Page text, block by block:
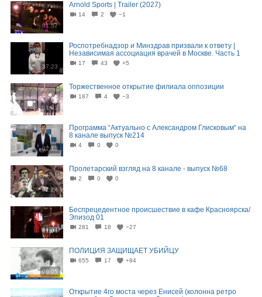
01:57
Arnold Sports | Trailer (2027)
14 2 −1
37:23
Роспотребнадзор и Минздрав призвали к ответу |
Независимая ассоциация врачей в Москве. Часть 1
17 43 +5
01:01
Торжественное открытие филиала оппозиции
187 4 −3
02:13
Программа “Актуально с Александром Глисковым“ на
8 канале выпуск №214
4 0 0
02:24
Пролетарский взгляд на 8 канале - выпуск №68
2 0 0
01:08
Беспрецедентное происшествие в кафе Красноярска/
Эпизод 01
281 18 −27
06:05
ПОЛИЦИЯ ЗАЩИЩАЕТ УБИЙЦУ
655 17 +84
Открытие 4го моста через Енисей (колонна ретро